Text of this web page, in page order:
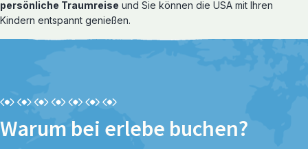
persönliche Traumreise und Sie können die USA mit Ihren
Kindern entspannt genießen.Rundreisen
Warum bei erlebe buchen?